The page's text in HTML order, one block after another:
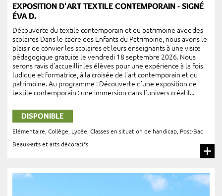
EXPOSITION D'ART TEXTILE CONTEMPORAIN - SIGNÉ
ÉVA D.
Découverte du textile contemporain et du patrimoine avec des
scolaires Dans le cadre des Enfants du Patrimoine, nous avons le
plaisir de convier les scolaires et leurs enseignants à une visite
pédagogique gratuite le vendredi 18 septembre 2026. Nous
serons ravis d’accueillir les élèves pour une expérience à la fois
ludique et formatrice, à la croisée de l’art contemporain et du
patrimoine. Au programme : Découverte d’une exposition de
textile contemporain : une immersion dans l’univers créatif...
DISPONIBLE
Elémentaire Collège Lycée Classes en situation de handicap Post-Bac
Beaux-arts et arts décoratifs